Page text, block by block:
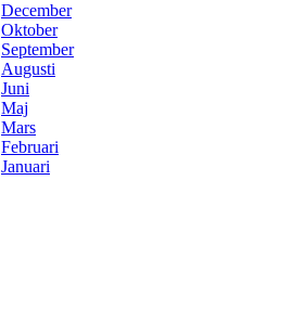
December
Oktober
September
Augusti
Juni
Maj
Mars
Februari
Januari